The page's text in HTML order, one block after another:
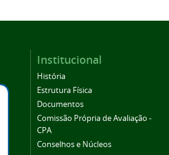
Institucional
História
Estrutura Física
Documentos
Comissão Própria de Avaliação -
CPA
Conselhos e Núcleos